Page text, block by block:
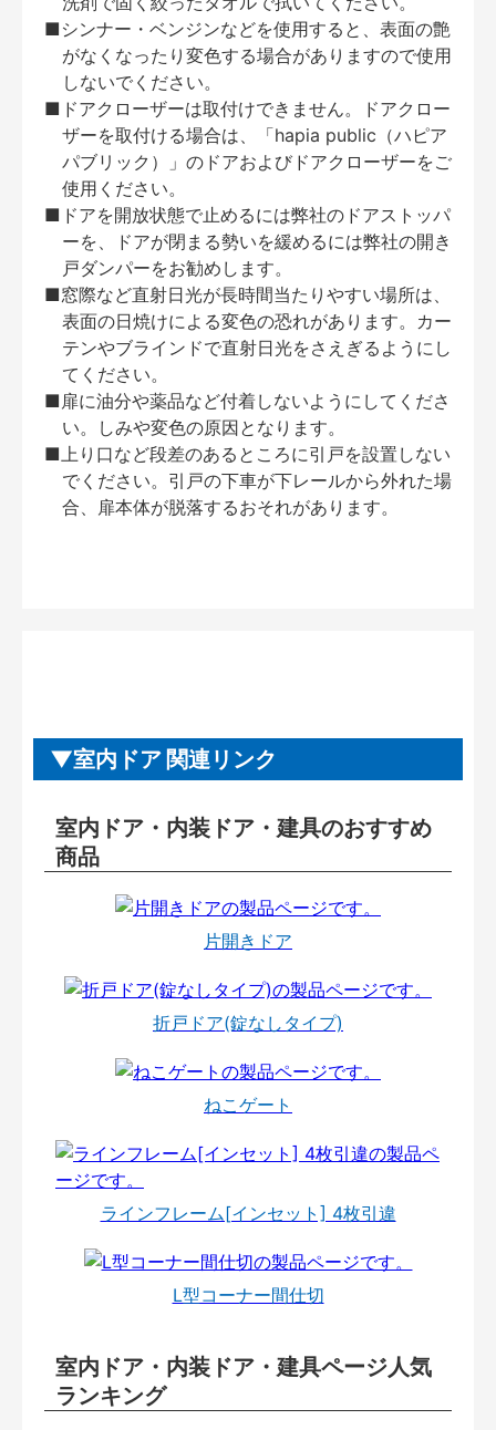
■シンナー・ベンジンなどを使用すると、表面の艶
がなくなったり変色する場合がありますので使用
しないでください。
■ドアクローザーは取付けできません。ドアクロー
ザーを取付ける場合は、「hapia public（ハピア
パブリック）」のドアおよびドアクローザーをご
使用ください。
■ドアを開放状態で止めるには弊社のドアストッパ
ーを、ドアが閉まる勢いを緩めるには弊社の開き
戸ダンパーをお勧めします。
■窓際など直射日光が長時間当たりやすい場所は、
表面の日焼けによる変色の恐れがあります。カー
テンやブラインドで直射日光をさえぎるようにし
てください。
■扉に油分や薬品など付着しないようにしてくださ
い。しみや変色の原因となります。
■上り口など段差のあるところに引戸を設置しない
でください。引戸の下車が下レールから外れた場
合、扉本体が脱落するおそれがあります。
室内ドア 関連リンク
室内ドア・内装ドア・建具のおすすめ
商品
片開きドア
折戸ドア(錠なしタイプ)
ねこゲート
ラインフレーム[インセット] 4枚引違
L型コーナー間仕切
室内ドア・内装ドア・建具ページ人気
ランキング